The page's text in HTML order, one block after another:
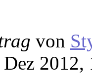
von
2012,